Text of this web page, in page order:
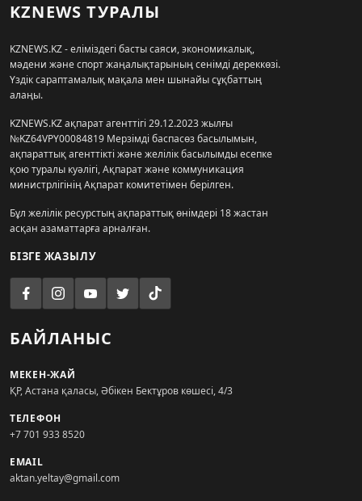
KZNEWS ТУРАЛЫ
KZNEWS.KZ - еліміздегі басты саяси, экономикалық,
мәдени және спорт жаңалықтарының сенімді дереккөзі.
Үздік сараптамалық мақала мен шынайы сұқбаттың
алаңы.
KZNEWS.KZ ақпарат агенттігі 29.12.2023 жылғы
№KZ64VPY00084819 Мерзімді баспасөз басылымын,
ақпараттық агенттікті және желілік басылымды есепке
қою туралы куәлігі, Ақпарат және коммуникация
министрлігінің Ақпарат комитетімен берілген.
Бұл желілік ресурстың ақпараттық өнімдері 18 жастан
асқан азаматтарға арналған.
БІЗГЕ ЖАЗЫЛУ
БАЙЛАНЫС
МЕКЕН-ЖАЙ
ҚР, Астана қаласы, Әбікен Бектұров көшесі, 4/3
ТЕЛЕФОН
+7 701 933 8520
EMAIL
aktan.yeltay@gmail.com